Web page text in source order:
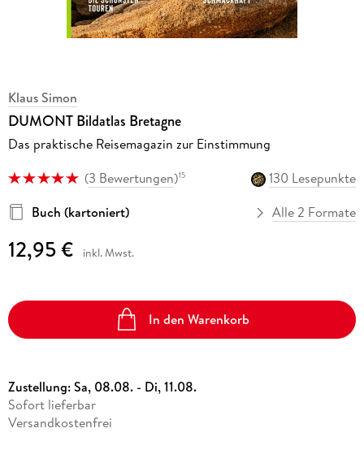
Klaus Simon
DUMONT Bildatlas Bretagne
Das praktische Reisemagazin zur Einstimmung
(3 Bewertungen)15
130 Lesepunkte
Buch (kartoniert)
Alle 2 Formate
12,95 € inkl. Mwst.
In den Warenkorb
Zustellung:Sa, 08.08. - Di, 11.08.
Sofort lieferbar
Versandkostenfrei